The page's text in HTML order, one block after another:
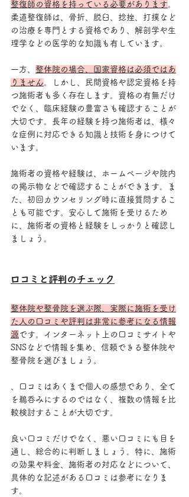
整復師の資格を持っている必要があります。
柔道整復師は、骨折、脱臼、捻挫、打撲など
の治療を専門とする資格であり、解剖学や生
理学などの医学的な知識も有しています。
一方、 整体院の場合、国家資格は必須ではあ
りません。しかし、民間資格や認定資格を持
つ施術者も多く存在します。資格の有無だけ
でなく、臨床経験の豊富さも確認することが
大切です。長年の経験を持つ施術者は、様々
な症例に対応できる知識と技術を身につけて
います。
施術者の資格や経験は、ホームページや院内
の掲示物などで確認することができます。ま
た、初回カウンセリング時に直接質問するこ
とも可能です。安心して施術を受けるため
に、施術者の資格と経験をしっかりと確認し
ましょう。
口コミと評判のチェック
整体院や整骨院を選ぶ際、実際に施術を受け
た人の口コミや評判は非常に参考になる情報
源 です。インターネット上の口コミサイトや
SNSなどで情報を集め、信頼できる整体院や
整骨院を選びましょう。
、口コミはあくまで個人の感想であり、全て
を鵜呑みにするのではなく、複数の情報を比
較検討することが大切です。
良い口コミだけでなく、悪い口コミにも目を
通し、総合的に判断しましょう。特に、施術
の効果や料金、施術者の対応などについて、
具体的な記述がある口コミは参考になりま
す。